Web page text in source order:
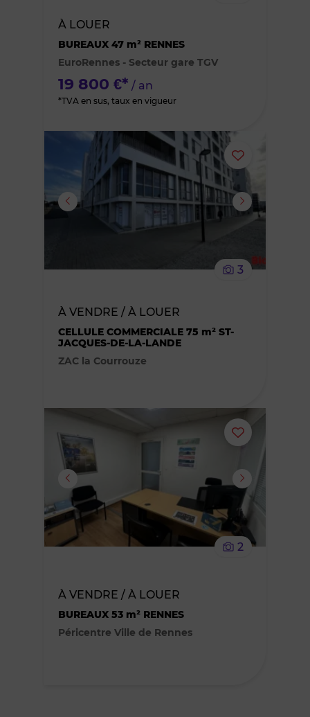
À LOUER
BUREAUX 47 m² RENNES
EuroRennes - Secteur gare TGV
19 800 €* / an
*TVA en sus, taux en vigueur
Ajouter
ou
supprimer
3
À VENDRE / À LOUER
CELLULE COMMERCIALE 75 m² ST-
JACQUES-DE-LA-LANDE
ZAC la Courrouze
Ajouter
supprimer
le
2
À VENDRE / À LOUER
BUREAUX 53 m² RENNES
Péricentre Ville de Rennes